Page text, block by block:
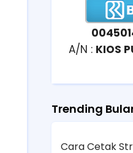
A/N : KIOS
Trending
Cara Cetak